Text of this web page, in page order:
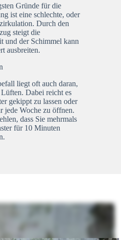
Gründe für die
ist eine schlechte, oder
Durch den
steigt die
und der Schimmel kann
ausbreiten.
liegt oft auch daran,
Lüften. Dabei reicht es
gekippt zu lassen oder
jede Woche zu öffnen.
dass Sie mehrmals
für 10 Minuten